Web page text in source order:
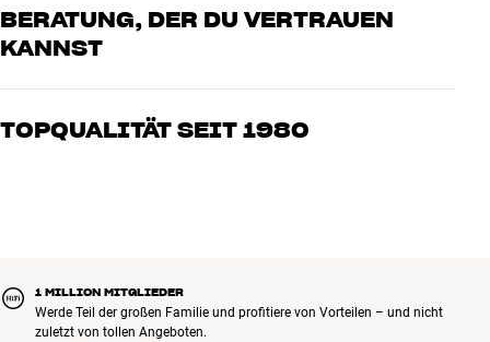
BERATUNG, DER DU VERTRAUEN
KANNST
Unsere Mitarbeiter sind echte Enthusiasten, die unsere Produkte
oder Heimkino. Erzähle uns, wovon Du träumst, und wir finden
TOPQUALITÄT SEIT 1980
1 MILLION MITGLIEDER
Werde Teil der großen Familie und profitiere von Vorteilen – und nicht
zuletzt von tollen Angeboten.